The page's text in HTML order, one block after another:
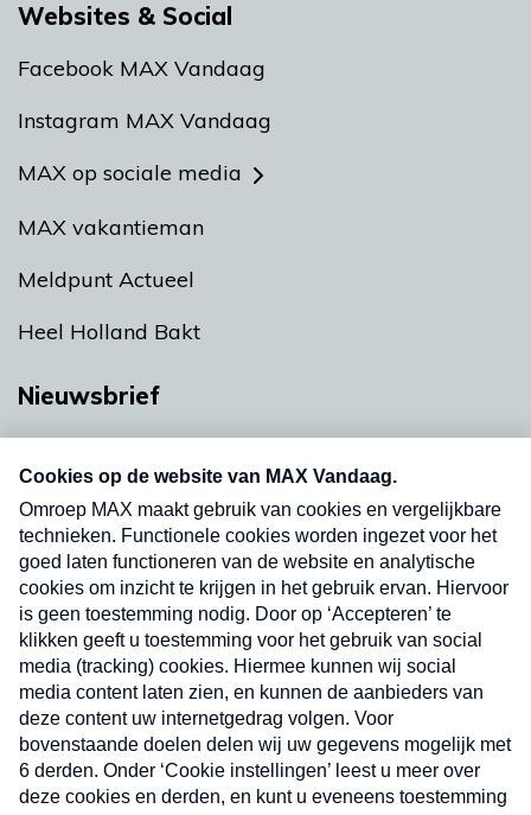
Websites & Social
Facebook MAX Vandaag
Instagram MAX Vandaag
MAX op sociale media
MAX vakantieman
Meldpunt Actueel
Heel Holland Bakt
Nieuwsbrief
nieuwsbrief. Elke vrijdag- en dinsdagochtend in
uw mailbox.
Verzend
Nieuwsbrief